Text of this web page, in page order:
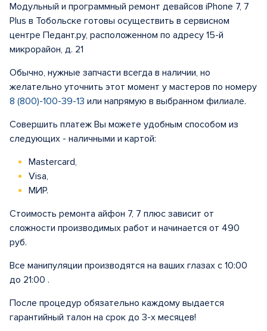
Модульный и программный ремонт девайсов iPhone 7, 7
Plus в Тобольске готовы осуществить в сервисном
центре Педант.ру, расположенном по адресу 15-й
микрорайон, д. 21
Обычно, нужные запчасти всегда в наличии, но
желательно уточнить этот момент у мастеров по номеру
8 (800)-100-39-13 или напрямую в выбранном филиале.
Совершить платеж Вы можете удобным способом из
следующих - наличными и картой:
Mastercard,
Visa,
МИР.
Стоимость ремонта айфон 7, 7 плюс зависит от
сложности производимых работ и начинается от 490
руб.
Все манипуляции производятся на ваших глазах с 10:00
до 21:00 .
После процедур обязательно каждому выдается
гарантийный талон на срок до 3-х месяцев!